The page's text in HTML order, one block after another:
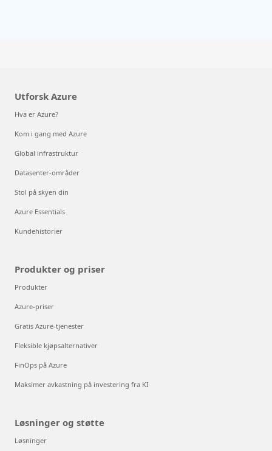
Utforsk Azure
Hva er Azure?
Kom i gang med Azure
Global infrastruktur
Datasenter-områder
Stol på skyen din
Azure Essentials
Kundehistorier
Produkter og priser
Produkter
Azure-priser
Gratis Azure-tjenester
Fleksible kjøpsalternativer
FinOps på Azure
Maksimer avkastning på investering fra KI
Løsninger og støtte
Løsninger